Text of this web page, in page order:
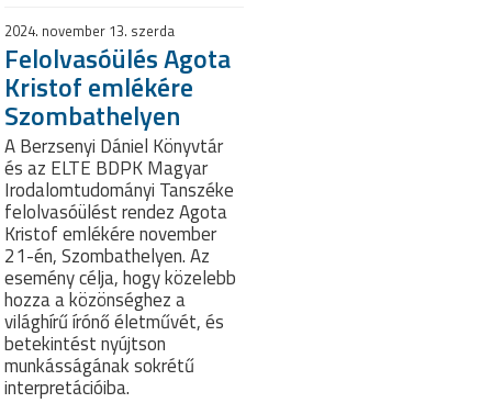
2024. november 13. szerda
Felolvasóülés Agota
Kristof emlékére
Szombathelyen
A Berzsenyi Dániel Könyvtár
és az ELTE BDPK Magyar
Irodalomtudományi Tanszéke
felolvasóülést rendez Agota
Kristof emlékére november
21-én, Szombathelyen. Az
esemény célja, hogy közelebb
hozza a közönséghez a
világhírű írónő életművét, és
betekintést nyújtson
munkásságának sokrétű
interpretációiba.